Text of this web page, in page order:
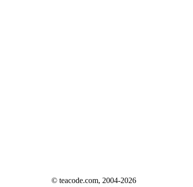
© teacode.com, 2004-2026